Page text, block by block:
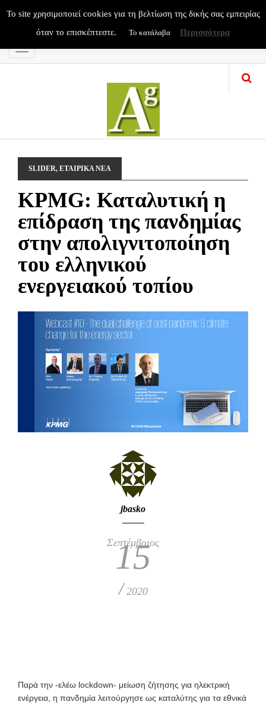
Menu
SLIDER, ΕΤΑΙΡΙΚΑ ΝΕΑ
KPMG: Καταλυτική η
επίδραση της πανδημίας
στην απολιγνιτοποίηση
του ελληνικού
ενεργειακού τοπίου
jbasko
Σεπτέμβριος
15
/2020
Παρά την -ελέω lockdown- μείωση ζήτησης για ηλεκτρική
ενέργεια, η πανδημία λειτούργησε ως καταλύτης για τα εθνικά
To site χρησιμοποιεί cookies για τη βελτίωση της δικής σας εμπειρίας
όταν το επισκέπτεστε.
Το κατάλαβα Περισσότερα